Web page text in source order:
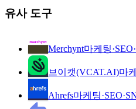
유사 도구
Merchynt마케팅
브이캣(VCAT.AI)마
Ahrefs마케팅